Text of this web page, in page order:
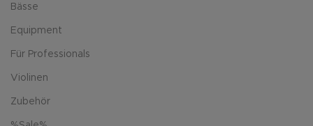
Bässe
Equipment
Für Professionals
Violinen
Zubehör